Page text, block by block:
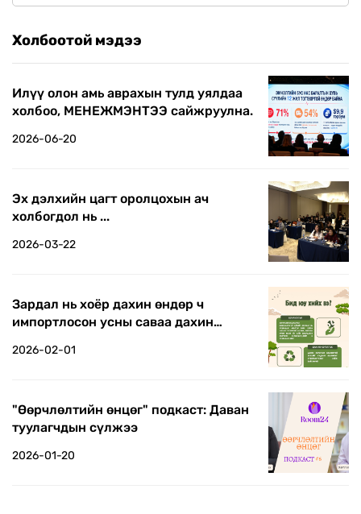
Холбоотой мэдээ
Илүү олон амь аврахын тулд уялдаа
холбоо, МЕНЕЖМЭНТЭЭ сайжруулна.
2026-06-20
Эх дэлхийн цагт оролцохын ач
холбогдол нь ...
2026-03-22
Зардал нь хоёр дахин өндөр ч
импортлосон усны саваа дахин
байна
2026-02-01
"Өөрчлөлтийн өнцөг" подкаст: Даван
туулагчдын сүлжээ
2026-01-20